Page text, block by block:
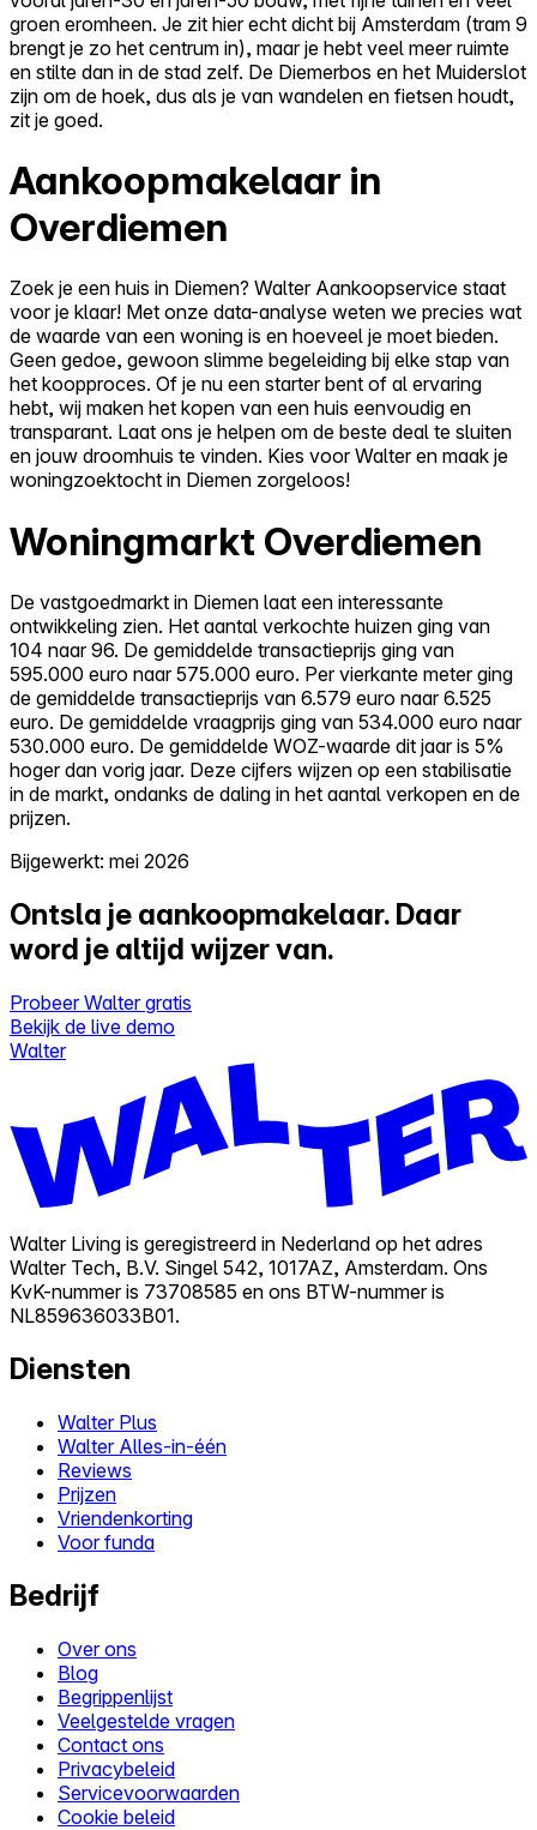
groen eromheen. Je zit hier echt dicht bij Amsterdam (tram 9
brengt je zo het centrum in), maar je hebt veel meer ruimte
en stilte dan in de stad zelf. De Diemerbos en het Muiderslot
zijn om de hoek, dus als je van wandelen en fietsen houdt,
zit je goed.
Aankoopmakelaar in
Overdiemen
Zoek je een huis in Diemen? Walter Aankoopservice staat
voor je klaar! Met onze data-analyse weten we precies wat
de waarde van een woning is en hoeveel je moet bieden.
Geen gedoe, gewoon slimme begeleiding bij elke stap van
het koopproces. Of je nu een starter bent of al ervaring
hebt, wij maken het kopen van een huis eenvoudig en
transparant. Laat ons je helpen om de beste deal te sluiten
en jouw droomhuis te vinden. Kies voor Walter en maak je
woningzoektocht in Diemen zorgeloos!
Woningmarkt Overdiemen
De vastgoedmarkt in Diemen laat een interessante
ontwikkeling zien. Het aantal verkochte huizen ging van
104 naar 96. De gemiddelde transactieprijs ging van
595.000 euro naar 575.000 euro. Per vierkante meter ging
de gemiddelde transactieprijs van 6.579 euro naar 6.525
euro. De gemiddelde vraagprijs ging van 534.000 euro naar
530.000 euro. De gemiddelde WOZ-waarde dit jaar is 5%
hoger dan vorig jaar. Deze cijfers wijzen op een stabilisatie
in de markt, ondanks de daling in het aantal verkopen en de
prijzen.
Bijgewerkt: mei 2026
Ontsla je aankoopmakelaar. Daar
word je altijd wijzer van.
Probeer Walter gratis
Bekijk de live demo
Walter
Walter Living is geregistreerd in Nederland op het adres
Walter Tech, B.V. Singel 542, 1017AZ, Amsterdam. Ons
KvK-nummer is 73708585 en ons BTW-nummer is
NL859636033B01.
Diensten
Walter Plus
Walter Alles-in-één
Reviews
Prijzen
Vriendenkorting
Voor funda
Bedrijf
Over ons
Blog
Begrippenlijst
Veelgestelde vragen
Contact ons
Privacybeleid
Servicevoorwaarden
Cookie beleid